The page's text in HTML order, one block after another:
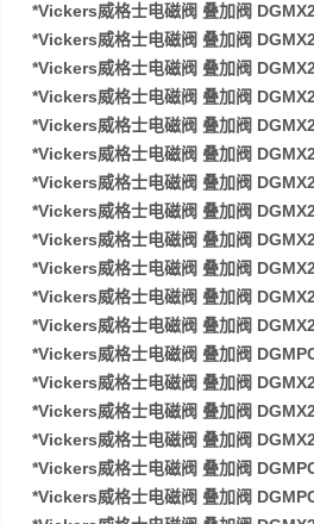
*Vickers威格士电磁阀 叠加阀
*Vickers威格士电磁阀 叠加阀
*Vickers威格士电磁阀 叠加阀
*Vickers威格士电磁阀 叠加阀
*Vickers威格士电磁阀 叠加阀
*Vickers威格士电磁阀 叠加阀
*Vickers威格士电磁阀 叠加阀
*Vickers威格士电磁阀 叠加阀
*Vickers威格士电磁阀 叠加阀
*Vickers威格士电磁阀 叠加阀
*Vickers威格士电磁阀 叠加阀
*Vickers威格士电磁阀 叠加阀
*Vickers威格士电磁阀 叠加阀
*Vickers威格士电磁阀 叠加阀
*Vickers威格士电磁阀 叠加阀
*Vickers威格士电磁阀 叠加阀
*Vickers威格士电磁阀 叠加阀
*Vickers威格士电磁阀 叠加阀